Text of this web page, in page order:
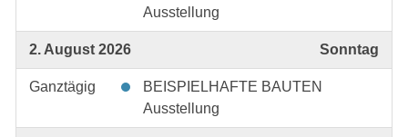
Ausstellung
2. August 2026 Sonntag
Ganztägig
BEISPIELHAFTE BAUTEN
Ausstellung